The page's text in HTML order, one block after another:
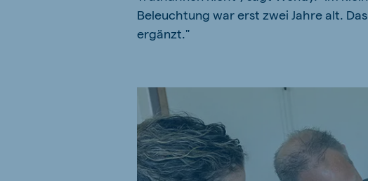
Beleuchtung war erst zwei Jahre alt.
ergänzt."